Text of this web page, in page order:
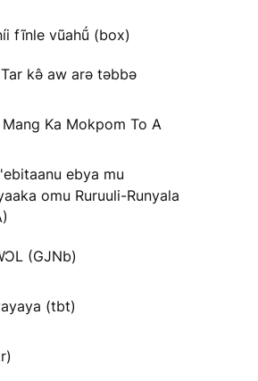
fĩnle vũahṹ (box)
kə̂ aw arə təbbə
Ka Mokpom To A
ebya mu
omu Ruruuli-Runyala
(GJNb)
(tbt)